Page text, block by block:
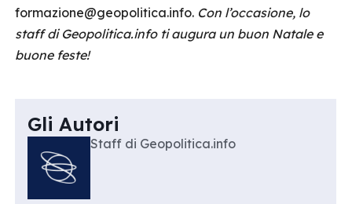
formazione@geopolitica.info. Con l’occasione, lo
staff di Geopolitica.info ti augura un buon Natale e
buone feste!
Gli Autori
Staff di Geopolitica.info